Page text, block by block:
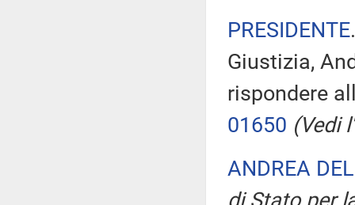
PRESIDENTE
Giustizia,
rispondere
01650 (Vedi l'
ANDREA